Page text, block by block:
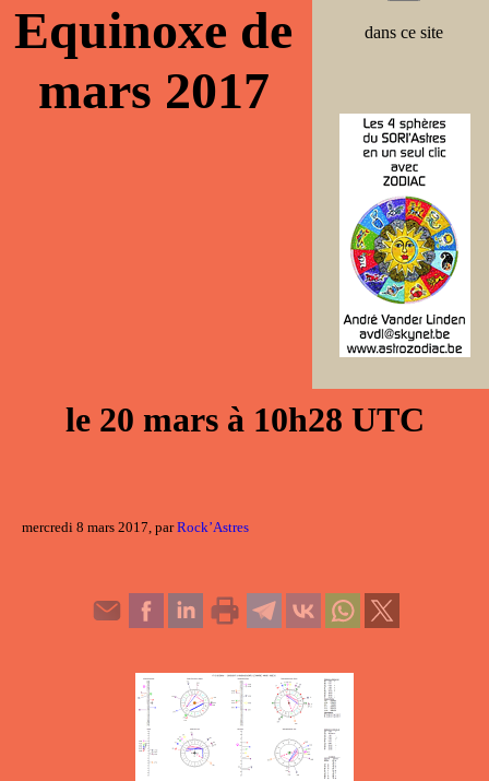
dans ce site
Equinoxe de
mars 2017
le 20 mars à 10h28 UTC
mercredi 8 mars 2017, parRock’Astres